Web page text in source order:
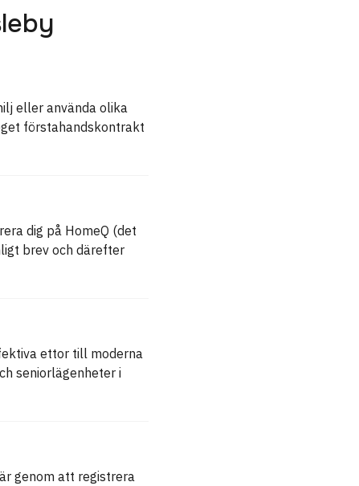
eller använda olika
förstahandskontrakt
dig på HomeQ (det
brev och därefter
ettor till moderna
seniorlägenheter i
genom att registrera